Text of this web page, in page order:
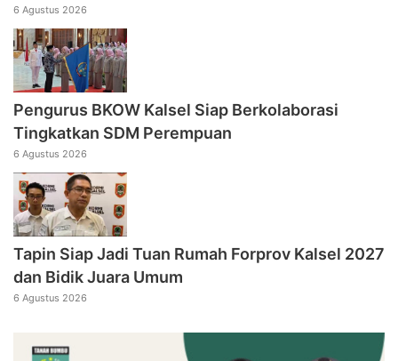
6 Agustus 2026
Pengurus BKOW Kalsel Siap Berkolaborasi
Tingkatkan SDM Perempuan
6 Agustus 2026
Tapin Siap Jadi Tuan Rumah Forprov Kalsel 2027
dan Bidik Juara Umum
6 Agustus 2026